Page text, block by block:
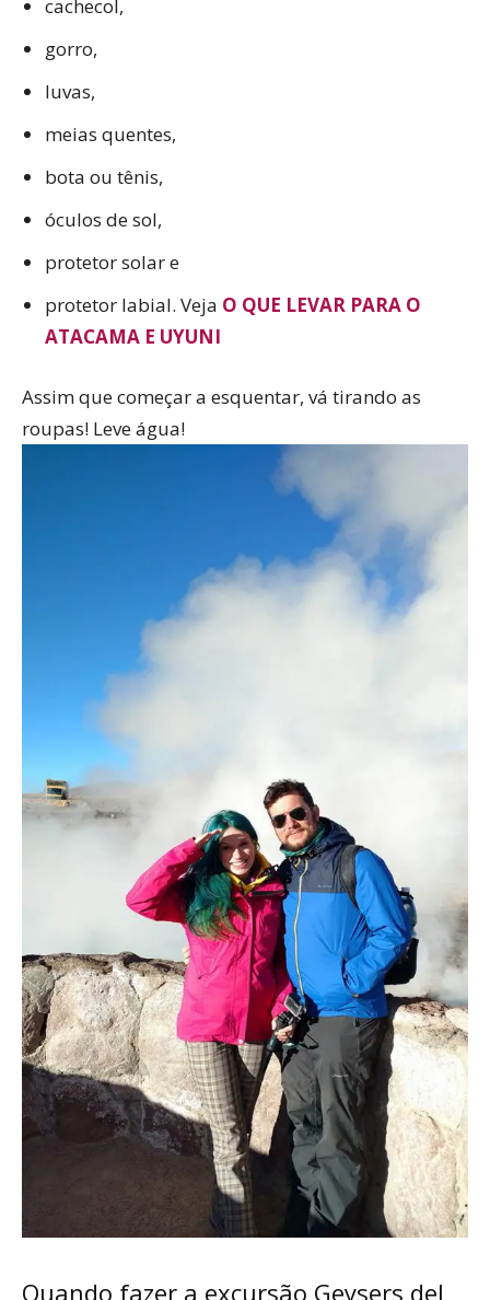
cachecol,
gorro,
luvas,
meias quentes,
bota ou tênis,
óculos de sol,
protetor solar e
protetor labial. Veja O QUE LEVAR PARA O
ATACAMA E UYUNI
Assim que começar a esquentar, vá tirando as
roupas! Leve água!
Quando fazer a excursão Geysers del